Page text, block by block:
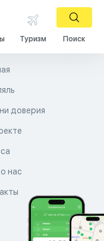
Туризм Поиск
доверия
нас